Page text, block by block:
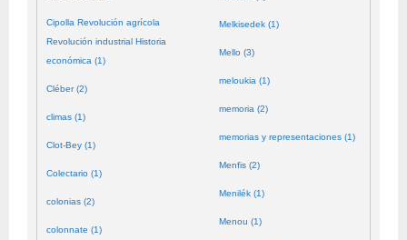
Cipolla Revolución agrícola
Revolución industrial Historia
económica (1)
Cléber (2)
climas (1)
Clot-Bey (1)
Colectario (1)
colonias (2)
colonnate (1)
Melkisedek (1)
Mello (3)
meloukia (1)
memoria (2)
memorias y representaciones (1)
Menfis (2)
Menilék (1)
Menou (1)